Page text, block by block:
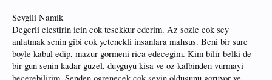
Sevgili Namik
Degerli elestirin icin cok tesekkur ederim. Az sozle cok sey
anlatmak senin gibi cok yetenekli insanlara mahsus. Beni bir sure
boyle kabul edip, mazur gormeni rica edecegim. Kim bilir belki de
bir gun senin kadar guzel, duyguyu kisa ve oz kalbinden vurmayi